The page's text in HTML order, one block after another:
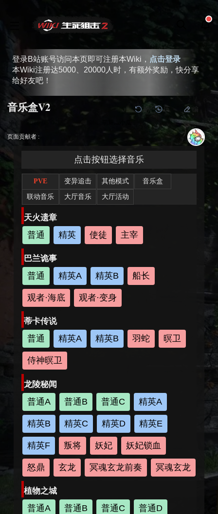
登录B站账号访问本页即可注册本Wiki， 点击登录
本Wiki注册达5000、20000人时，有额外奖励，快分享
给好友吧！
音乐盒V2 刷 历 编
跳
航
跳
索
页面贡献者 :
点击按钮选择音乐
PVE 变异追击 其他模式 音乐盒
联动音乐 大厅音乐 大厅活动
天火遗章
普通 精英 使徒 主宰
巴兰诡事
普通 精英A 精英B 船长
观者·海底 观者·变身
蒂卡传说
普通 精英A 精英B 羽蛇 暝卫
侍神暝卫
龙陵秘闻
普通A 普通B 普通C 精英A
精英B 精英C 精英D 精英E
精英F 叛将 妖妃 妖妃锁血
怒鼎 玄龙 冥魂玄龙前奏 冥魂玄龙
植物之城
普通A 普通B 普通C 普通D